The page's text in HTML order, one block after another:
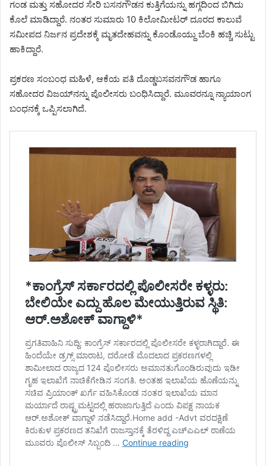
ಗಂಡ ಮತ್ತು ಸಹೋದರ ಸೇರಿ ಬಸನಗೌಡನ ಕುತ್ತಿಗೆಯನ್ನು ಹಗ್ಗದಿಂದ ಬಿಗಿದು
ಕೊಲೆ ಮಾಡಿದ್ದಾರೆ. ನಂತರ ಸುಮಾರು 10 ಕಿಲೋಮೀಟರ್ ದೂರದ ಕಾಲುವೆ
ಸಮೀಪದ ನಿರ್ಜನ ಪ್ರದೇಶಕ್ಕೆ ಮೃತದೇಹವನ್ನು ಕೊಂಡೊಯ್ದು ಬೆಂಕಿ ಹಚ್ಚಿ ಸುಟ್ಟು
ಹಾಕಿದ್ದಾರೆ.
ಪ್ರಕರಣ ಸಂಬಂಧ ಮಹಿಳೆ, ಆಕೆಯ ಪತಿ ದೊಡ್ಡಬಸವನಗೌಡ ಹಾಗೂ
ಸಹೋದರ ವಿಜಯ್‌ನನ್ನು ಪೊಲೀಸರು ಬಂಧಿಸಿದ್ದಾರೆ. ಮೂವರನ್ನೂ ನ್ಯಾಯಾಂಗ
ಬಂಧನಕ್ಕೆ ಒಪ್ಪಿಸಲಾಗಿದೆ.